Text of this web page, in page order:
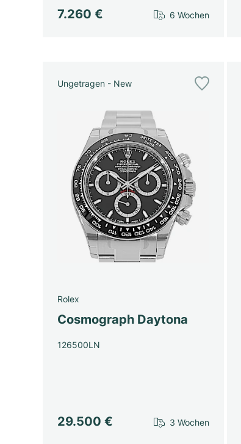
7.260 € 6 Wochen
Ungetragen - New
Rolex
Cosmograph Daytona
126500LN
29.500 € 3 Wochen